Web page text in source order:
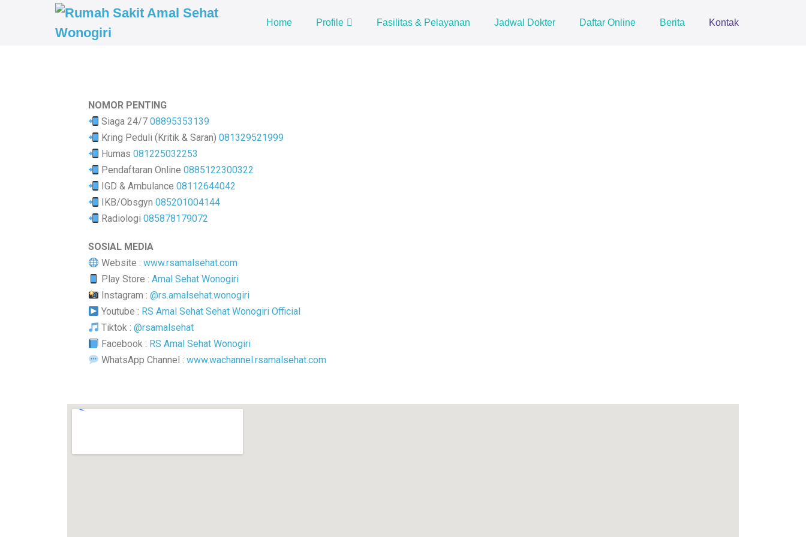
Home Profile Fasilitas & Pelayanan Jadwal Dokter Daftar Online Berita Kontak
NOMOR PENTING
Siaga 24/708895353139
Kring Peduli (Kritik & Saran)081329521999
Humas081225032253
Pendaftaran Online0885122300322
IGD & Ambulance08112644042
IKB/Obsgyn 085201004144
Radiologi085878179072
SOSIAL MEDIA
Website :www.rsamalsehat.com
Play Store :Amal Sehat Wonogiri
Instagram :@rs.amalsehat.wonogiri
Youtube : RS Amal Sehat Sehat Wonogiri Official
Tiktok :@rsamalsehat
Facebook : RS Amal Sehat Wonogiri
WhatsApp Channel :www.wachannel.rsamalsehat.com